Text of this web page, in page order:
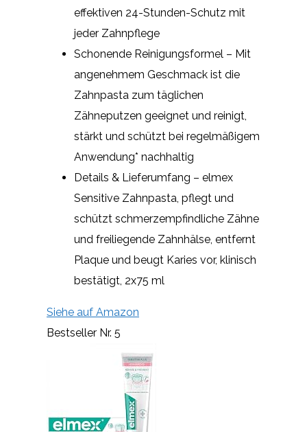
effektiven 24-Stunden-Schutz mit
jeder Zahnpflege
Schonende Reinigungsformel – Mit
angenehmem Geschmack ist die
Zahnpasta zum täglichen
Zähneputzen geeignet und reinigt,
stärkt und schützt bei regelmäßigem
Anwendung* nachhaltig
Details & Lieferumfang – elmex
Sensitive Zahnpasta, pflegt und
schützt schmerzempfindliche Zähne
und freiliegende Zahnhälse, entfernt
Plaque und beugt Karies vor, klinisch
bestätigt, 2x75 ml
Siehe auf Amazon
Bestseller Nr. 5